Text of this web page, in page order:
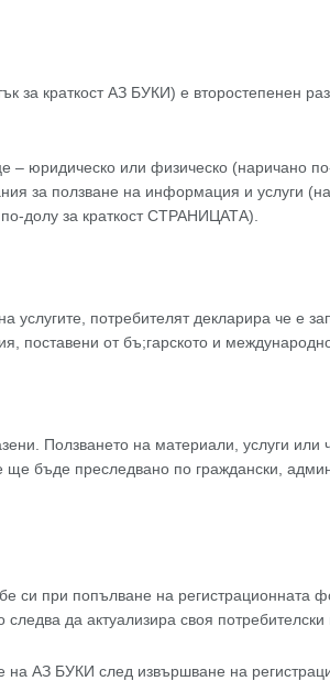
за краткост АЗ БУКИ) e второстепенен
юридическо или физическо (наричано
за ползване на информация и услуги
долу за краткост СТРАНИЦАТА).
потребителят декларира че е
поставени от бъ;гарското и
Ползването на материали, услуги
бъде преследвано по граждански,
си при попълване на регистрационната
да актуализира своя потребителски
на АЗ БУКИ след извършване на